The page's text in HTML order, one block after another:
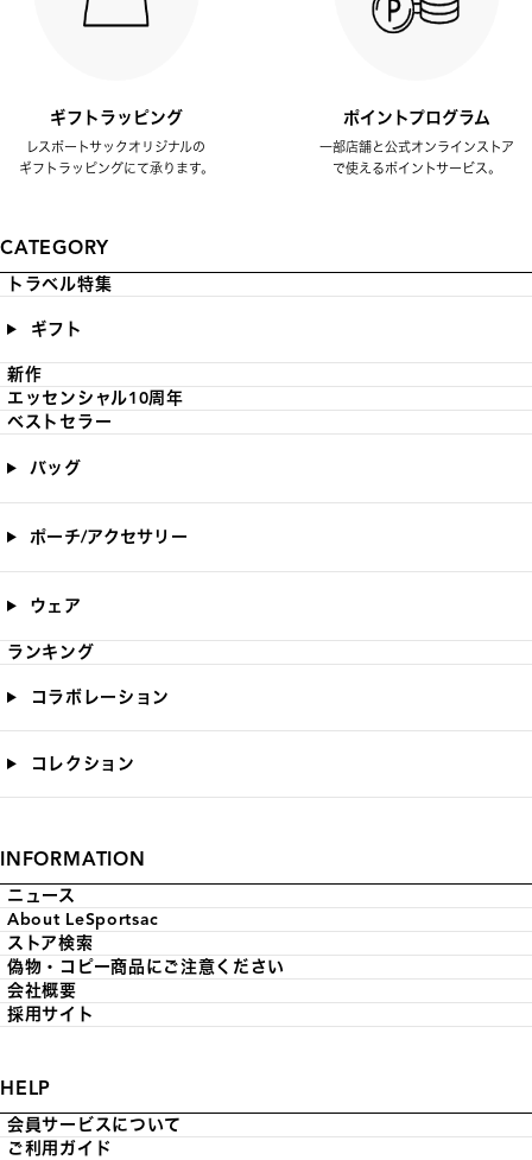
ギフトラッピング
レスポートサックオリジナルの
ギフトラッピングにて承ります。
ポイントプログラム
一部店舗と公式オンラインストア
で使えるポイントサービス。
CATEGORY
トラベル特集
ギフト
新作
エッセンシャル10周年
ベストセラー
バッグ
ポーチ/アクセサリー
ウェア
ランキング
コラボレーション
コレクション
INFORMATION
ニュース
About LeSportsac
ストア検索
偽物・コピー商品にご注意ください
会社概要
採用サイト
HELP
会員サービスについて
ご利用ガイド